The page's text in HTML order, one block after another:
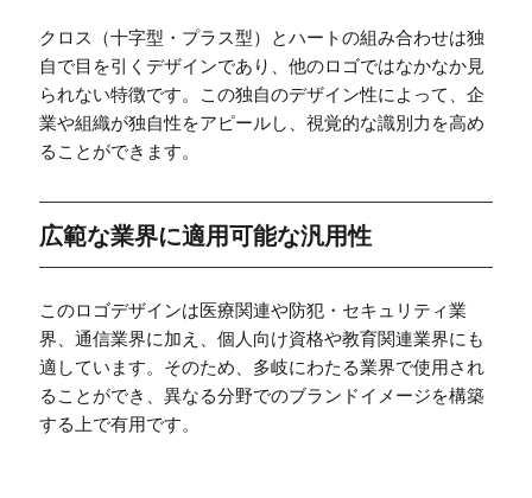
クロス（十字型・プラス型）とハートの組み合わせは独
自で目を引くデザインであり、他のロゴではなかなか見
られない特徴です。この独自のデザイン性によって、企
業や組織が独自性をアピールし、視覚的な識別力を高め
ることができます。
広範な業界に適用可能な汎用性
このロゴデザインは医療関連や防犯・セキュリティ業
界、通信業界に加え、個人向け資格や教育関連業界にも
適しています。そのため、多岐にわたる業界で使用され
ることができ、異なる分野でのブランドイメージを構築
する上で有用です。